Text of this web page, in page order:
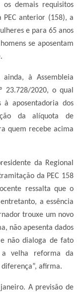
demais requisitos
PEC anterior (158), a
e para 65 anos
se aposentam
à Assembleia
23.728/2020, o qual
à aposentadoria dos
da alíquota de
quem recebe acima
da Regional
da PEC 158
ressalta que o
a essência
trouxe um novo
não apesenta dados
não dialoga de fato
velha reforma da
afirma.
A previsão de